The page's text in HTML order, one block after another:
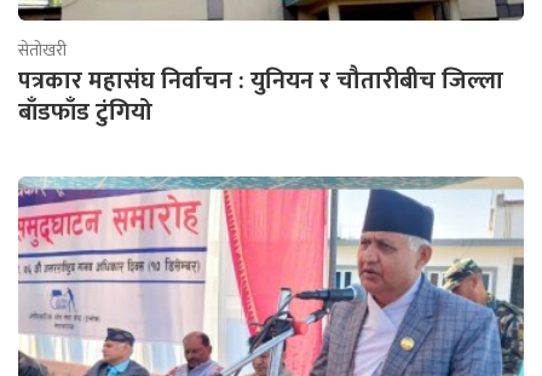
सेतोखरी
पत्रकार महासंघ निर्वाचन : युनियन र चौतारीबीच जिल्ला
बाँडफाँड टुंगियो